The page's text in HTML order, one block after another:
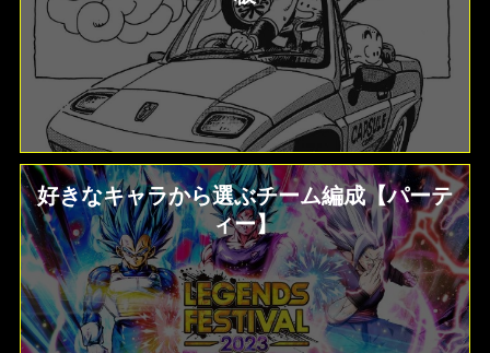
好きなキャラから選ぶチーム編成【パーテ
ィー】